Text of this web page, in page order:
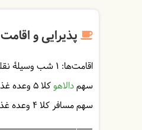
پذیرایی و اقامت
اقامت‌ها: 1 شب وسیلۀ نقلیه
سهمدالاهوکلا 5 وعده غذا شامل:
سهم مسافر کلا 4 وعده غذا شامل: